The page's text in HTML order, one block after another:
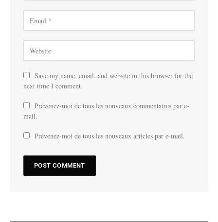
Save my name, email, and website in this browser for the
next time I comment.
Prévenez-moi de tous les nouveaux commentaires par e-
mail.
Prévenez-moi de tous les nouveaux articles par e-mail.